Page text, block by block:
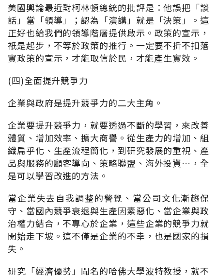
美國輿論最近對柯林頓總統的批評是：他誤把「談
話」當「領導」；認為「演講」就是「決策」。這
正好也給我們的領導階層提供啟示。政策的宣示，
祇是起步，不等於政策的推行。一定要不折不扣落
實政策的宣示，才能取信於民，才能產生實效。
(四)全面提升競爭力
企業與政府是提升競爭力的二大主角。
企業要提升競爭力，就要透過不斷的學習，來改善
體質、增加效率、擴大商譽。從生產力的增加、組
織扁乎化、生產流程簡化，到研究發展的重視、產
品與服務的顧客導向、策略聯盟、海外投資…，全
是可以學習改進的方法。
當企業失去自我調整的警覺、當公司文化漸趨保
守、當國內競爭衰退與生產因素惡化、當企業與政
治權力結合，不專心於企業，這些企業的競爭力就
開始走下坡。這不僅是企業的不幸，也是國家的損
失。
研究「經濟優勢」聞名的哈佛大學波特教授，就不